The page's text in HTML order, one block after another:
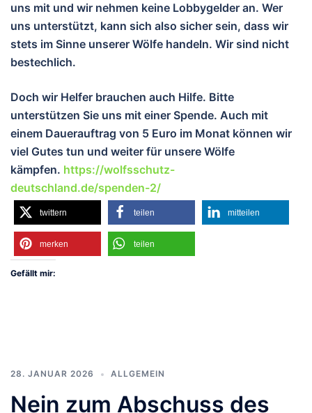
uns mit und wir nehmen keine Lobbygelder an. Wer
uns unterstützt, kann sich also sicher sein, dass wir
stets im Sinne unserer Wölfe handeln. Wir sind nicht
bestechlich.
Doch wir Helfer brauchen auch Hilfe. Bitte
unterstützen Sie uns mit einer Spende. Auch mit
einem Dauerauftrag von 5 Euro im Monat können wir
viel Gutes tun und weiter für unsere Wölfe
kämpfen. https://wolfsschutz-
deutschland.de/spenden-2/
twittern teilen mitteilen
merken teilen
Gefällt mir:
28. JANUAR 2026 ALLGEMEIN
Nein zum Abschuss des